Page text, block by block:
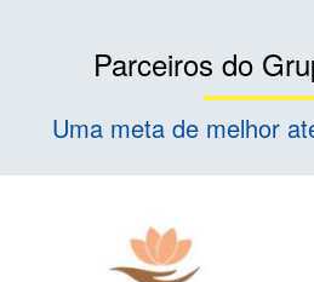
Parceiros do
Uma meta de melhor